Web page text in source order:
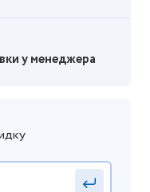
у менеджера